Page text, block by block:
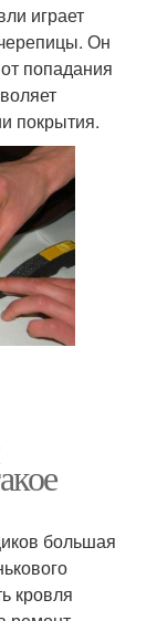
играет
Он
попадания
покрытия.
большая
кровля